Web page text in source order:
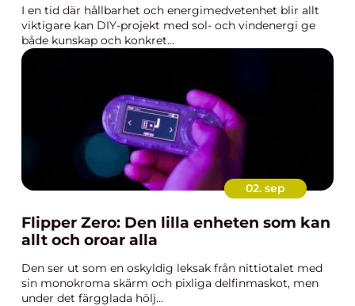
I en tid där hållbarhet och energimedvetenhet blir allt
viktigare kan DIY-projekt med sol- och vindenergi ge
både kunskap och konkret...
02. sep
Flipper Zero: Den lilla enheten som kan
allt och oroar alla
Den ser ut som en oskyldig leksak från nittiotalet med
sin monokroma skärm och pixliga delfinmaskot, men
under det färgglada hölj...